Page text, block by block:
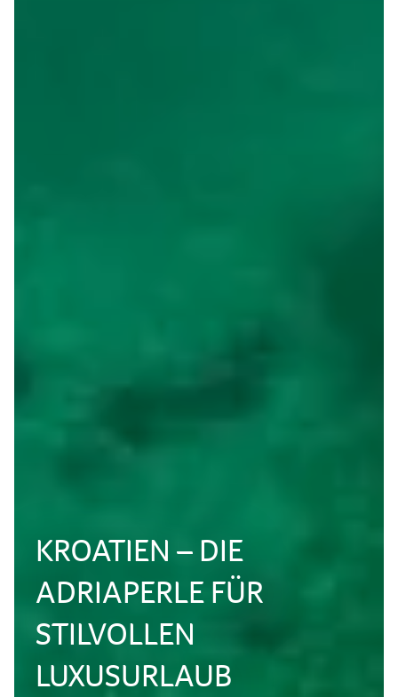
KROATIEN – DIE
ADRIAPERLE FÜR
STILVOLLEN
LUXUSURLAUB